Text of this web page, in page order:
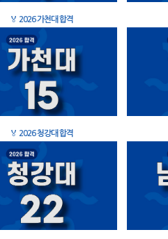
🏅 2026 가천대 합격
🏅 2026 청강대 합격